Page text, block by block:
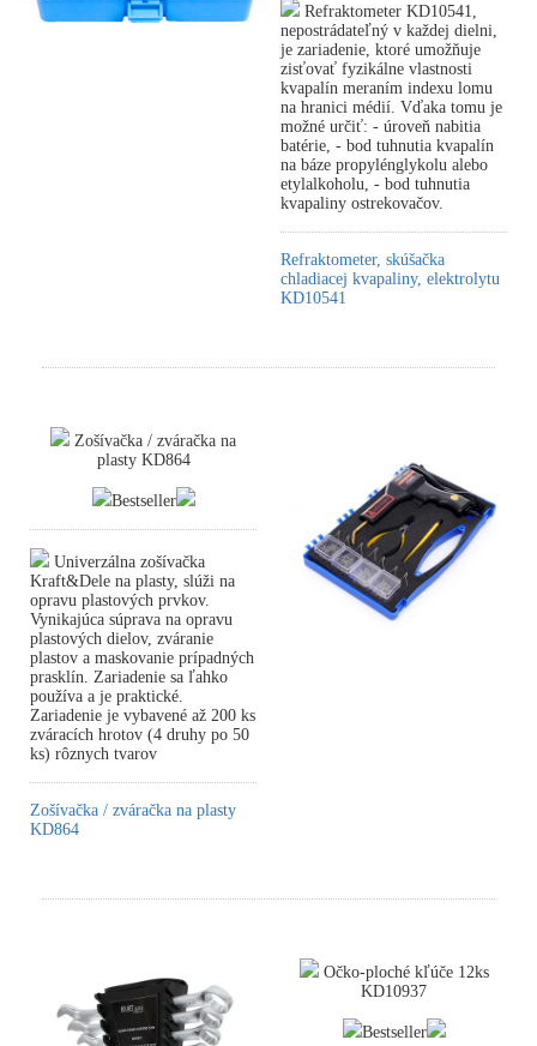
Refraktometer KD10541,
nepostrádateľný v každej dielni,
je zariadenie, ktoré umožňuje
zisťovať fyzikálne vlastnosti
kvapalín meraním indexu lomu
na hranici médií. Vďaka tomu je
možné určiť: - úroveň nabitia
batérie, - bod tuhnutia kvapalín
na báze propylénglykolu alebo
etylalkoholu, - bod tuhnutia
kvapaliny ostrekovačov.
Refraktometer, skúšačka
chladiacej kvapaliny, elektrolytu
KD10541
Zošívačka / zváračka na
plasty KD864
Bestseller
Univerzálna zošívačka
Kraft&Dele na plasty, slúži na
opravu plastových prvkov.
Vynikajúca súprava na opravu
plastových dielov, zváranie
plastov a maskovanie prípadných
prasklín. Zariadenie sa ľahko
používa a je praktické.
Zariadenie je vybavené až 200 ks
zváracích hrotov (4 druhy po 50
ks) rôznych tvarov
Zošívačka / zváračka na plasty
KD864
Očko-ploché kľúče 12ks
KD10937
Bestseller